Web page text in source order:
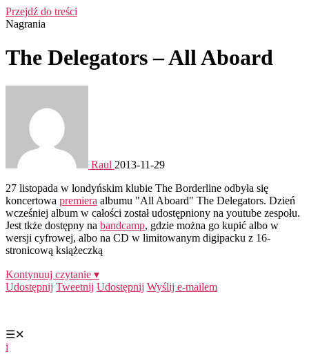
Przejdź do treści
Nagrania
The Delegators – All Aboard
Raul 2013-11-29
27 listopada w londyńskim klubie The Borderline odbyła się
koncertowa premiera albumu "All Aboard" The Delegators. Dzień
wcześniej album w całości został udostępniony na youtube zespołu.
Jest tkże dostępny na bandcamp, gdzie można go kupić albo w
wersji cyfrowej, albo na CD w limitowanym digipacku z 16-
stronicową książeczką
Kontynuuj czytanie ▾
Udostępnij Tweetnij Udostępnij Wyślij e-mailem
☰✕
i